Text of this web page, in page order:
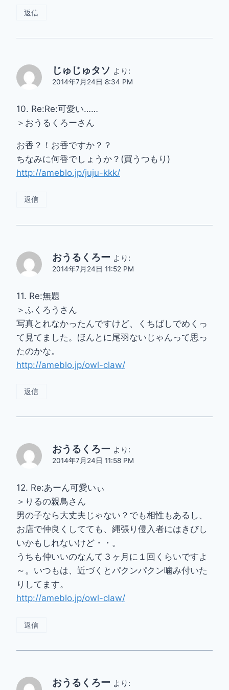
返信
じゅじゅタソ より:
2014年7月24日 8:34 PM
10. Re:Re:可愛い……
＞おうるくろーさん
お香？！お香ですか？？
ちなみに何香でしょうか？(買うつもり)
http://ameblo.jp/juju-kkk/
返信
おうるくろー より:
2014年7月24日 11:52 PM
11. Re:無題
＞ふくろうさん
写真とれなかったんですけど、くちばしでめくっ
て見てました。ほんとに尾羽ないじゃんって思っ
たのかな。
http://ameblo.jp/owl-claw/
返信
おうるくろー より:
2014年7月24日 11:58 PM
12. Re:あーん可愛いぃ
＞りるの親鳥さん
男の子なら大丈夫じゃない？でも相性もあるし、
お店で仲良くしてても、縄張り侵入者にはきびし
いかもしれないけど・・。
うちも仲いいのなんて３ヶ月に１回くらいですよ
～。いつもは、近づくとパクンパクン噛み付いた
りしてます。
http://ameblo.jp/owl-claw/
返信
おうるくろー より: